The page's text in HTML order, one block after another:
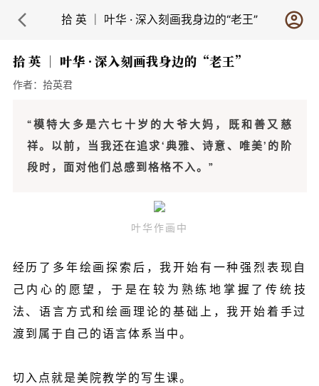
拾 英 ｜ 叶华 · 深入刻画我身边的“老王”
拾 英 ｜ 叶华 · 深入刻画我身边的“老王”
作者： 拾英君
“模特大多是六七十岁的大爷大妈，既和善又慈
祥。以前，当我还在追求‘典雅、诗意、唯美’的阶
段时，面对他们总感到格格不入。”
叶华作画中
经历了多年绘画探索后，我开始有一种强烈表现自
己内心的愿望，于是在较为熟练地掌握了传统技
法、语言方式和绘画理论的基础上，我开始着手过
渡到属于自己的语言体系当中。
切入点就是美院教学的写生课。